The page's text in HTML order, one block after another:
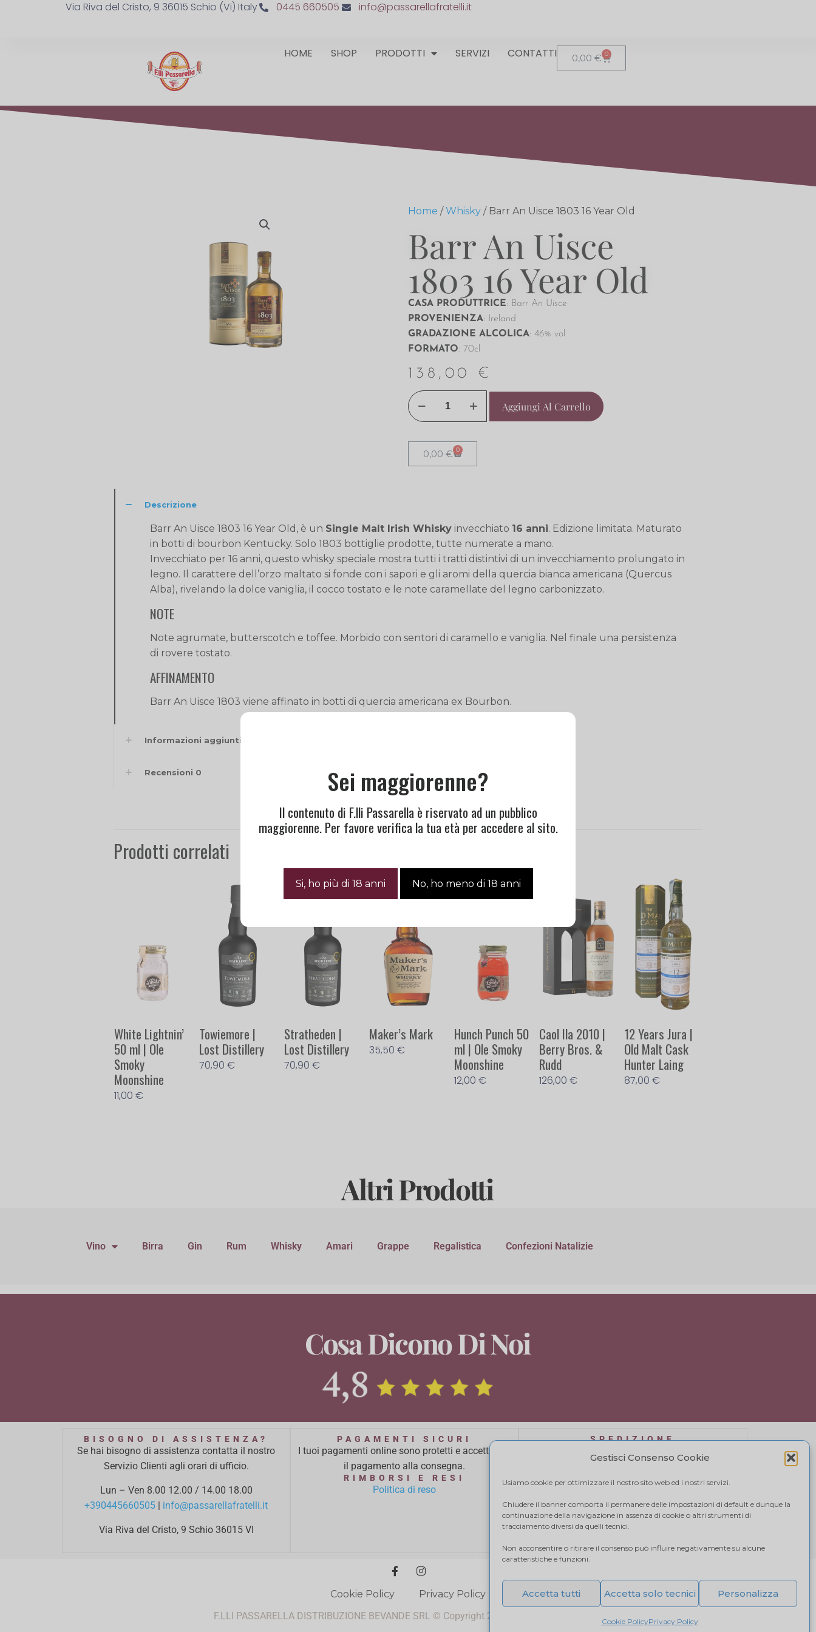
Gestisci Consenso Cookie
Usiamo cookie per ottimizzare il nostro sito web ed i nostri servizi.
Chiudere il banner comporta il permanere delle impostazioni di default e dunque la
continuazione della navigazione in assenza di cookie o altri strumenti di
tracciamento diversi da quelli tecnici.
Non acconsentire o ritirare il consenso può influire negativamente su alcune
caratteristiche e funzioni.
Accetta tutti Accetta solo tecnici Personalizza
Cookie PolicyPrivacy Policy
Via Riva del Cristo, 9 36015 Schio (Vi) Italy 0445 660505 info@passarellafratelli.it
HOME SHOP PRODOTTI SERVIZI CONTATTI 0,00 € 0
Home / Whisky / Barr An Uisce 1803 16 Year Old
Barr An Uisce
1803 16 Year Old
CASA PRODUTTRICE: Barr An Uisce
PROVENIENZA: Ireland
GRADAZIONE ALCOLICA: 46% vol
FORMATO: 70cl
138,00 €
Aggiungi Al Carrello
0,00 € 0
Descrizione
Barr An Uisce 1803 16 Year Old, è un Single Malt Irish Whiskyinvecchiato 16 anni. Edizione limitata. Maturato
in botti di bourbon Kentucky. Solo 1803 bottiglie prodotte, tutte numerate a mano.
Invecchiato per 16 anni, questo whisky speciale mostra tutti i tratti distintivi di un invecchiamento prolungato in
legno. Il carattere dell’orzo maltato si fonde con i sapori e gli aromi della quercia bianca americana (Quercus
Alba), rivelando la dolce vaniglia, il cocco tostato e le note caramellate del legno carbonizzato.
NOTE
Note agrumate, butterscotch e toffee. Morbido con sentori di caramello e vaniglia. Nel finale una persistenza
di rovere tostato.
AFFINAMENTO
Barr An Uisce 1803 viene affinato in botti di quercia americana ex Bourbon.
Informazioni aggiuntive
Recensioni 0
Prodotti correlati
White Lightnin’
50 ml | Ole
Smoky
Moonshine
11,00€
Towiemore |
Lost Distillery
70,90€
Stratheden |
Lost Distillery
70,90€
Maker’s Mark
35,50€
Hunch Punch 50
ml | Ole Smoky
Moonshine
12,00€
Caol Ila 2010 |
Berry Bros. &
Rudd
126,00€
12 Years Jura |
Old Malt Cask
Hunter Laing
87,00€
Altri Prodotti
Vino Birra Gin Rum Whisky Amari Grappe Regalistica Confezioni Natalizie
Cosa Dicono Di Noi
BISOGNO DI ASSISTENZA?
Se hai bisogno di assistenza contatta il nostro
Servizio Clienti agli orari di ufficio.
Lun – Ven 8.00 12.00 / 14.00 18.00
+390445660505 | info@passarellafratelli.it
Via Riva del Cristo, 9 Schio 36015 VI
PAGAMENTI SICURI
I tuoi pagamenti online sono protetti e accettiamo
il pagamento alla consegna.
RIMBORSI E RESI
Politica di reso
SPEDIZIONE
carrello.
Cookie Policy
Privacy Policy
F.LLI PASSARELLA DISTRIBUZIONE BEVANDE SRL © Copyright 2024 P.IVA IT02907000240
Sei maggiorenne?
Il contenuto di F.lli Passarella è riservato ad un pubblico
maggiorenne. Per favore verifica la tua età per accedere al sito.